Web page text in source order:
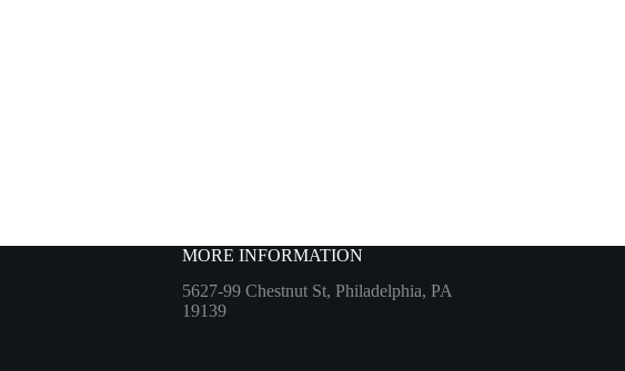
MORE INFORMATION
5627-99 Chestnut St, Philadelphia, PA
19139